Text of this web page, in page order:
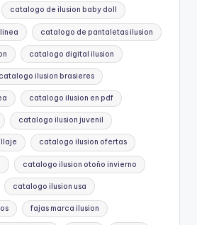
catalogo de ilusion baby doll
catalogo de pantaletas ilusion
catalogo digital ilusion
catalogo ilusion brasieres
catalogo ilusion en pdf
catalogo ilusion juvenil
catalogo ilusion ofertas
catalogo ilusion otoño invierno
catalogo ilusion usa
fajas marca ilusion